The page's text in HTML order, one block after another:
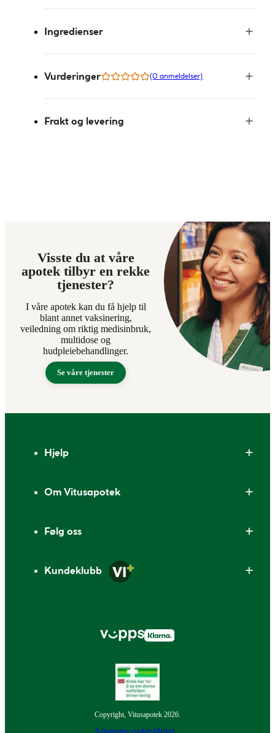
Ingredienser
Vurderinger (0 anmeldelser)
Frakt og levering
Visste du at våre
apotek tilbyr en rekke
tjenester?
I våre apotek kan du få hjelp til
blant annet vaksinering,
veiledning om riktig medisinbruk,
multidose og
hudpleiebehandlinger.
Se våre tjenester
Hjelp
Om Vitusapotek
Følg oss
Kundeklubb
Copyright, Vitusapotek 2026.
Administrer cookiesMerker